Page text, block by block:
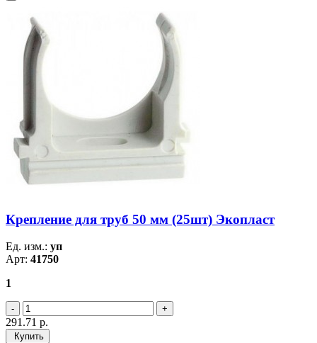
Крепление для труб 50 мм (25шт) Экопласт
Ед. изм.: уп
Арт: 41750
1
291.71 р.
Купить